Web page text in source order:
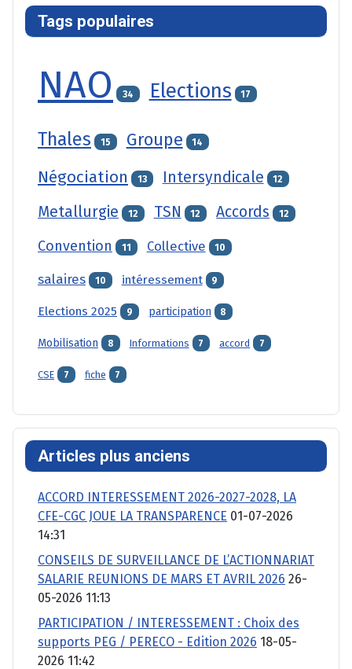
Tags populaires
NAO 34 Elections 17
Thales 15 Groupe 14
Négociation 13 Intersyndicale 12
Metallurgie 12 TSN 12 Accords 12
Convention 11 Collective 10
salaires 10 intéressement 9
Elections 2025 9 participation 8
Mobilisation 8 Informations 7 accord 7
CSE 7 fiche 7
Articles plus anciens
ACCORD INTERESSEMENT 2026-2027-2028, LA
CFE-CGC JOUE LA TRANSPARENCE 01-07-2026
14:31
CONSEILS DE SURVEILLANCE DE L’ACTIONNARIAT
SALARIE REUNIONS DE MARS ET AVRIL 2026 26-
05-2026 11:13
PARTICIPATION / INTERESSEMENT : Choix des
supports PEG / PERECO - Edition 2026 18-05-
2026 11:42